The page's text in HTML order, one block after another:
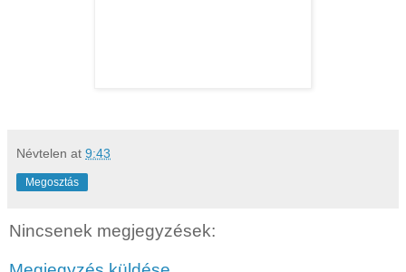
Névtelen at 9:43
Megosztás
Nincsenek megjegyzések: